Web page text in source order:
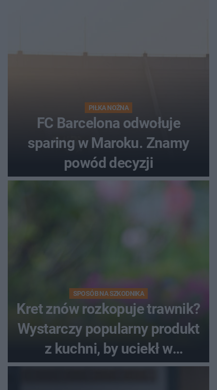
PIŁKA NOŻNA
FC Barcelona odwołuje
sparing w Maroku. Znamy
powód decyzji
SPOSÓB NA SZKODNIKA
Kret znów rozkopuje trawnik?
Wystarczy popularny produkt
z kuchni, by uciekł w
popłochu